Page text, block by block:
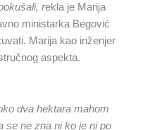
rekla je Marija
ministarka Begović
Marija kao inženjer
aspekta.
dvahektara mahom
se ne zna ni ko je ni po